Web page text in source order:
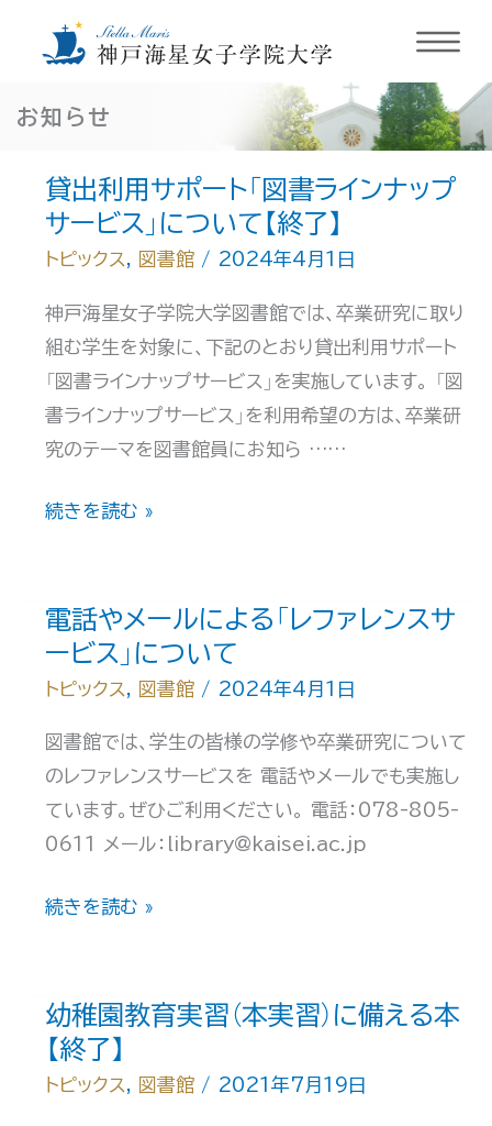
お知らせ
貸出利用サポート「図書ラインナップ
サービス」について【終了】
トピックス , 図書館/ 2024年4月1日
神戸海星女子学院大学図書館では、卒業研究に取り
組む学生を対象に、下記のとおり貸出利用サポート
「図書ラインナップサービス」を実施しています。 「図
書ラインナップサービス」を利用希望の方は、卒業研
究のテーマを図書館員にお知ら ……
貸
用
ポ
ト
「図
書
ラ
ン
プ
サ
ー
続きを読む »
電話やメールによる「レファレンスサ
ービス」について
トピックス , 図書館/ 2024年4月1日
図書館では、学生の皆様の学修や卒業研究について
のレファレンスサービスを 電話やメールでも実施し
ています。ぜひご利用ください。 電話：078-805-
0611 メール：library@kaisei.ac.jp
電
メ
ー
ル
続きを読む »
幼稚園教育実習（本実習）に備える本
【終了】
トピックス , 図書館/ 2021年7月19日